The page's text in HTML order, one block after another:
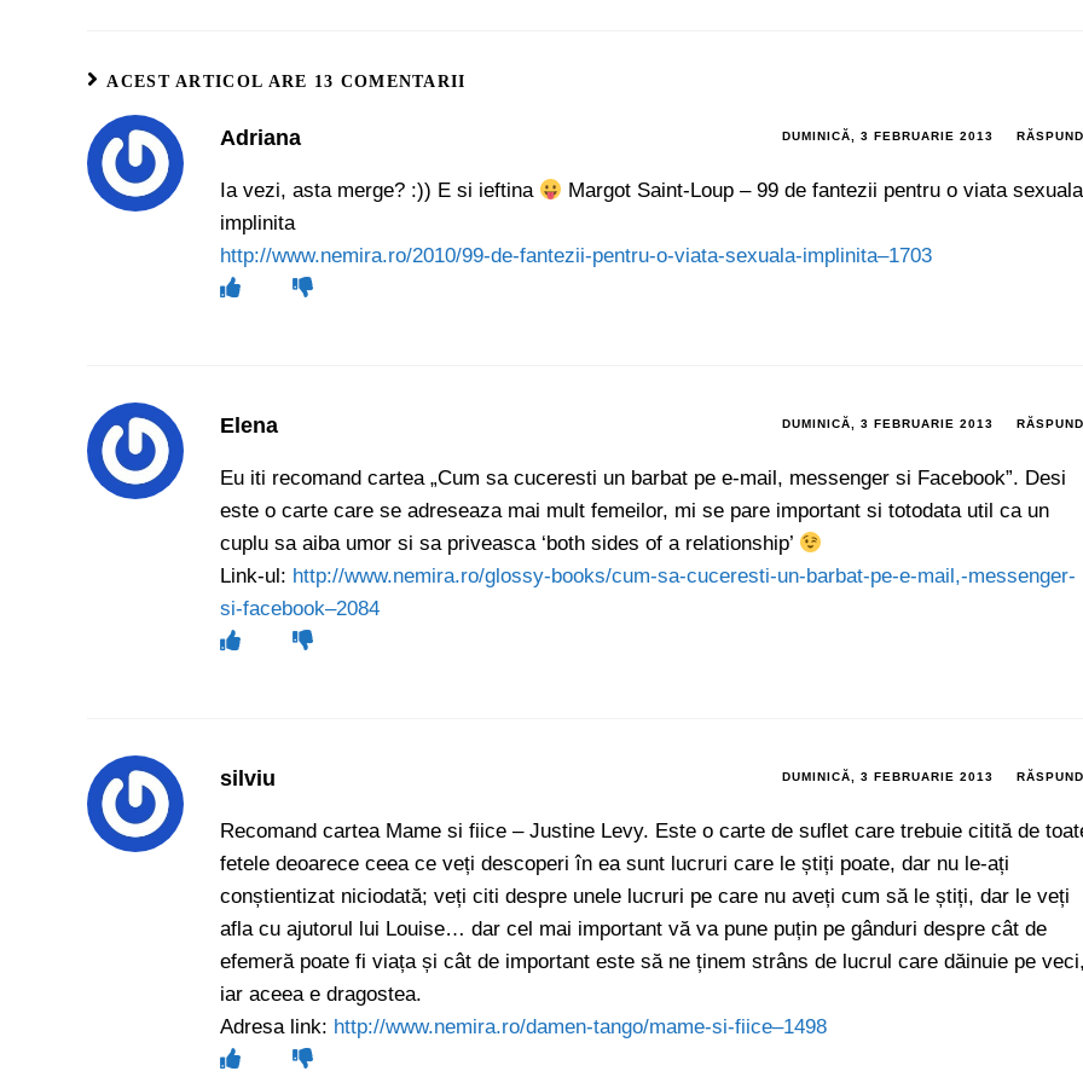
ACEST ARTICOL ARE 13 COMENTARII
Adriana DUMINICĂ, 3 FEBRUARIE 2013
Ia vezi, asta merge? :)) E si ieftina
Margot Saint-Loup – 99 de fantezii pentru o viata sexuala
implinita
http://www.nemira.ro/2010/99-de-fantezii-pentru-o-viata-sexuala-implinita–1703
Elena DUMINICĂ, 3 FEBRUARIE 2013
Eu iti recomand cartea „Cum sa cuceresti un barbat pe e-mail, messenger si Facebook”. Desi
este o carte care se adreseaza mai mult femeilor, mi se pare important si totodata util ca un
cuplu sa aiba umor si sa priveasca ‘both sides of a relationship’
Link-ul: http://www.nemira.ro/glossy-books/cum-sa-cuceresti-un-barbat-pe-e-mail,-messenger-
si-facebook–2084
silviu DUMINICĂ, 3 FEBRUARIE 2013
Recomand cartea Mame si fiice – Justine Levy. Este o carte de suflet care trebuie citită de
fetele deoarece ceea ce veți descoperi în ea sunt lucruri care le știți poate, dar nu le-ați
conștientizat niciodată; veți citi despre unele lucruri pe care nu aveți cum să le știți, dar le veți
afla cu ajutorul lui Louise… dar cel mai important vă va pune puțin pe gânduri despre cât de
efemeră poate fi viața și cât de important este să ne ținem strâns de lucrul care dăinuie pe veci,
iar aceea e dragostea.
Adresa link: http://www.nemira.ro/damen-tango/mame-si-fiice–1498